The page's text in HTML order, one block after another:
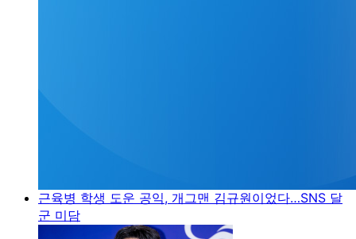
근육병 학생 도운 공익, 개그맨 김규원이었다…SNS 달
군 미담